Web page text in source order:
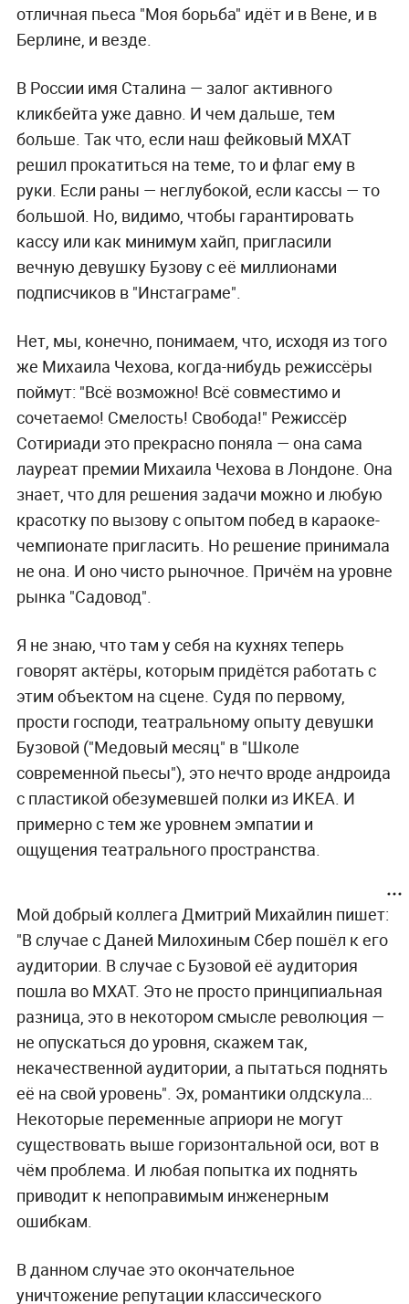
отличная пьеса "Моя борьба" идёт и в Вене, и в
Берлине, и везде.
В России имя Сталина — залог активного
кликбейта уже давно. И чем дальше, тем
больше. Так что, если наш фейковый МХАТ
решил прокатиться на теме, то и флаг ему в
руки. Если раны — неглубокой, если кассы — то
большой. Но, видимо, чтобы гарантировать
кассу или как минимум хайп, пригласили
вечную девушку Бузову с её миллионами
подписчиков в "Инстаграме".
Нет, мы, конечно, понимаем, что, исходя из того
же Михаила Чехова, когда-нибудь режиссёры
поймут: "Всё возможно! Всё совместимо и
сочетаемо! Смелость! Свобода!" Режиссёр
Сотириади это прекрасно поняла — она сама
лауреат премии Михаила Чехова в Лондоне. Она
знает, что для решения задачи можно и любую
красотку по вызову с опытом побед в караоке-
чемпионате пригласить. Но решение принимала
не она. И оно чисто рыночное. Причём на уровне
рынка "Садовод".
Я не знаю, что там у себя на кухнях теперь
говорят актёры, которым придётся работать с
этим объектом на сцене. Судя по первому,
прости господи, театральному опыту девушки
Бузовой ("Медовый месяц" в "Школе
современной пьесы"), это нечто вроде андроида
с пластикой обезумевшей полки из ИКЕА. И
примерно с тем же уровнем эмпатии и
ощущения театрального пространства.
Мой добрый коллега Дмитрий Михайлин пишет:
"В случае с Даней Милохиным Сбер пошёл к его
аудитории. В случае с Бузовой её аудитория
пошла во МХАТ. Это не просто принципиальная
разница, это в некотором смысле революция —
не опускаться до уровня, скажем так,
некачественной аудитории, а пытаться поднять
её на свой уровень". Эх, романтики олдскула…
Некоторые переменные априори не могут
существовать выше горизонтальной оси, вот в
чём проблема. И любая попытка их поднять
приводит к непоправимым инженерным
ошибкам.
В данном случае это окончательное
уничтожение репутации классического